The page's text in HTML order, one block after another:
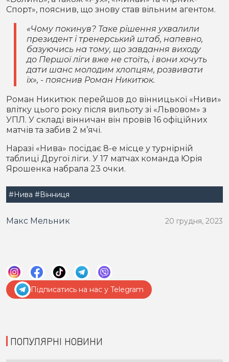
Спорт
Підписатись на нас у Telegram
Спорт», пояснив, що знову став вільним агентом.
«Чому покинув? Таке рішення ухвалили
президент і тренерський штаб, напевно,
базуючись на тому, що завдання виходу
до Першої ліги вже не стоїть, і вони хочуть
дати шанс молодим хлопцям, розвивати
їх», - пояснив Роман Никитюк.
Роман Никитюк перейшов до вінницької «Ниви»
влітку цього року після вильоту зі «Львовом» з
УПЛ. У складі вінничан він провів 16 офіційних
матчів та забив 2 м’ячі.
Наразі «Нива» посідає 8-е місце у турнірній
таблиці Другої ліги. У 17 матчах команда Юрія
Ярошенка набрала 23 очки.
#Нива #Вінниця
Макс Мельник 20 грудня, 2023
Підписатись на нас у Telegram
ПОПУЛЯРНІ НОВИНИ